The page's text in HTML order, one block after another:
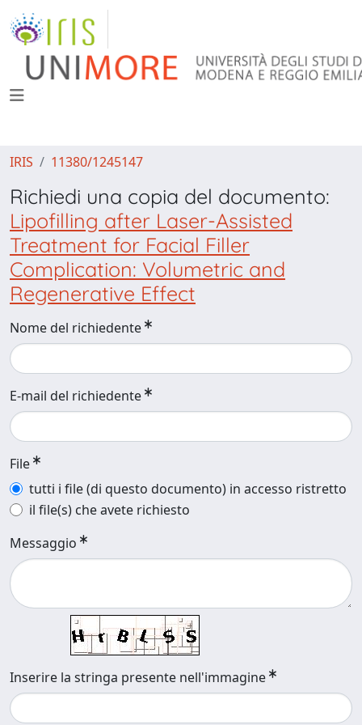
IRIS 11380/1245147
Richiedi una copia del documento:
Lipofilling after Laser-Assisted
Treatment for Facial Filler
Complication: Volumetric and
Regenerative Effect
Nome del richiedente
E-mail del richiedente
File
tutti i file (di questo documento) in accesso ristretto
il file(s) che avete richiesto
Messaggio
Inserire la stringa presente nell'immagine